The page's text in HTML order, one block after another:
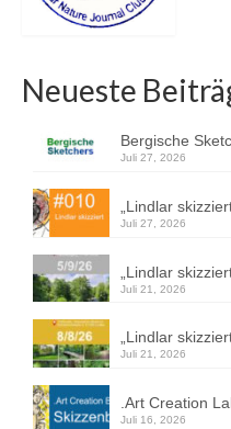
Neueste
Bergische
Juli 27, 2026
„Lindlar
Juli 27, 2026
„Lindlar
Juli 21, 2026
„Lindlar
Juli 21, 2026
.Art Creation
Juli 16, 2026